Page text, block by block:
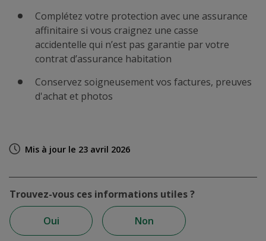
Complétez votre protection avec une assurance
affinitaire si vous craignez une casse
accidentelle qui n’est pas garantie par votre
contrat d’assurance habitation
Conservez soigneusement vos factures, preuves
d'achat et photos
Mis à jour le 23 avril 2026
Trouvez-vous ces informations utiles ?
Oui Non